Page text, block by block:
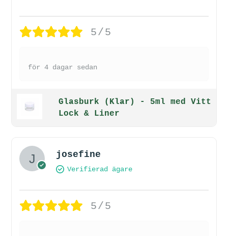
5/5
för 4 dagar sedan
Glasburk (Klar) - 5ml med Vitt
Lock & Liner
josefine
Verifierad ägare
5/5